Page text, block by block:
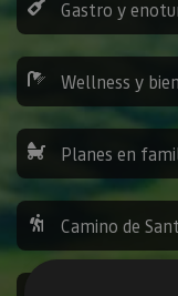
Gastro y
Wellness y
Planes en
Camino de